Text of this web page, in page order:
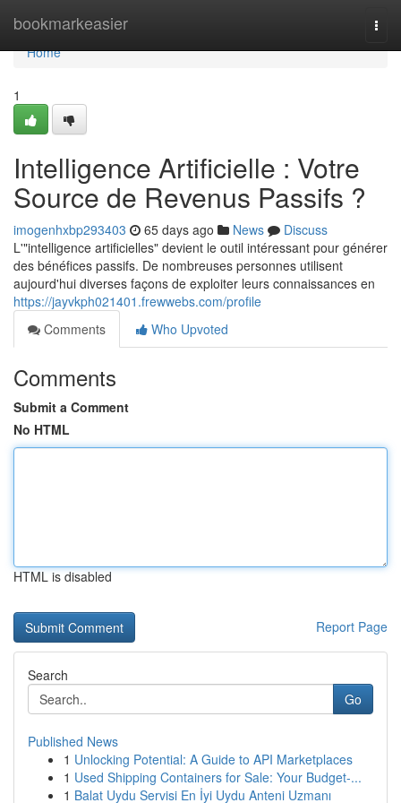
bookmarkeasier
Home
Home
1
Intelligence Artificielle : Votre
Source de Revenus Passifs ?
imogenhxbp293403 65 days ago News
Discuss
L'"intelligence artificielles" devient le outil intéressant pour générer
des bénéfices passifs. De nombreuses personnes utilisent
aujourd'hui diverses façons de exploiter leurs connaissances en
https://jayvkph021401.frewwebs.com/profile
Comments
Who Upvoted
Comments
Submit a Comment
No HTML
HTML is disabled
Report Page
Search
Go
Published News
1 Unlocking Potential: A Guide to API Marketplaces
1 Used Shipping Containers for Sale: Your Budget-...
1 Balat Uydu Servisi En İyi Uydu Anteni Uzmanı